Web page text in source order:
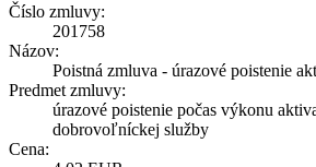
Číslo zmluvy:
201758
Názov:
Poistná zmluva - úrazové poistenie
Predmet zmluvy:
úrazové poistenie počas výkonu
dobrovoľníckej služby
Cena: